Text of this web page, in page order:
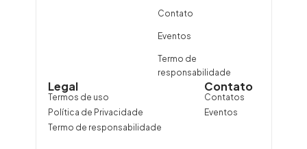
Contato
Eventos
Termo de
responsabilidade
Contato
Contatos
Eventos
Legal
Termos de uso
Política de Privacidade
Termo de responsabilidade